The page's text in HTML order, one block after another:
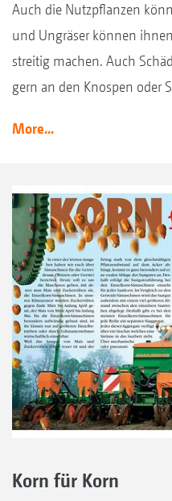
Auch die Nutzpflanzen
und Ungräser können
streitig machen. Auch
gern an den Knospen oder
More...
Korn für Korn